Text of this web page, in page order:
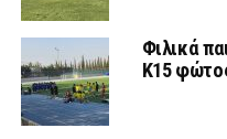
Φιλικά
Κ15